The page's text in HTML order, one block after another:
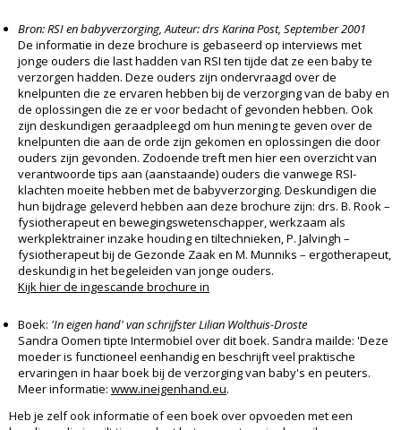
Bron: RSI en babyverzorging, Auteur: drs Karina Post, September 2001
De informatie in deze brochure is gebaseerd op interviews met
jonge ouders die last hadden van RSI ten tijde dat ze een baby te
verzorgen hadden. Deze ouders zijn ondervraagd over de
knelpunten die ze ervaren hebben bij de verzorging van de baby en
de oplossingen die ze er voor bedacht of gevonden hebben. Ook
zijn deskundigen geraadpleegd om hun mening te geven over de
knelpunten die aan de orde zijn gekomen en oplossingen die door
ouders zijn gevonden. Zodoende treft men hier een overzicht van
verantwoorde tips aan (aanstaande) ouders die vanwege RSI-
klachten moeite hebben met de babyverzorging. Deskundigen die
hun bijdrage geleverd hebben aan deze brochure zijn: drs. B. Rook –
fysiotherapeut en bewegingswetenschapper, werkzaam als
werkplektrainer inzake houding en tiltechnieken, P. Jalvingh –
fysiotherapeut bij de Gezonde Zaak en M. Munniks – ergotherapeut,
deskundig in het begeleiden van jonge ouders.
Kijk hier de ingescande brochure in
Boek: 'In eigen hand' van schrijfster Lilian Wolthuis-Droste
Sandra Oomen tipte Intermobiel over dit boek. Sandra mailde: 'Deze
moeder is functioneel eenhandig en beschrijft veel praktische
ervaringen in haar boek bij de verzorging van baby's en peuters.
Meer informatie: www.ineigenhand.eu.
Heb je zelf ook informatie of een boek over opvoeden met een